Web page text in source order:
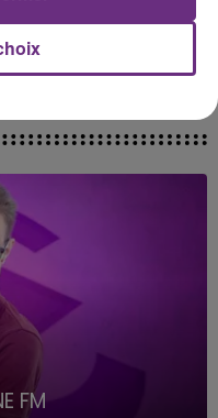
LADY GAGA FEAT. BRADLEY
FM